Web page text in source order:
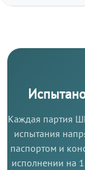
Каждая партия
испытания
паспортом и
исполнении на